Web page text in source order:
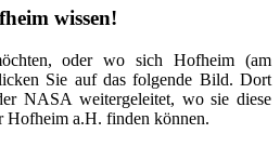
wissen!
oder wo sich Hofheim (am
Sie auf das folgende Bild. Dort
NASA weitergeleitet, wo sie diese
Hofheim a.H. finden können.